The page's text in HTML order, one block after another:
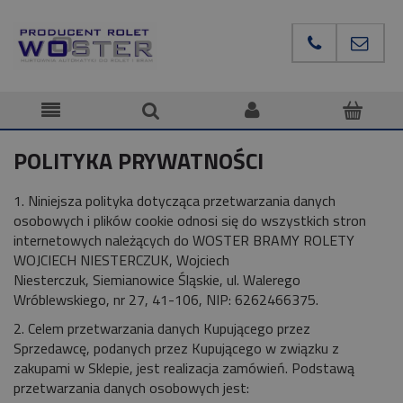
POLITYKA PRYWATNOŚCI
1. Niniejsza polityka dotycząca przetwarzania danych
osobowych i plików cookie odnosi się do wszystkich stron
internetowych należących do WOSTER BRAMY ROLETY
WOJCIECH NIESTERCZUK, Wojciech
Niesterczuk, Siemianowice Śląskie, ul. Walerego
Wróblewskiego, nr 27, 41-106, NIP: 6262466375.
2. Celem przetwarzania danych Kupującego przez
Sprzedawcę, podanych przez Kupującego w związku z
zakupami w Sklepie, jest realizacja zamówień. Podstawą
przetwarzania danych osobowych jest: